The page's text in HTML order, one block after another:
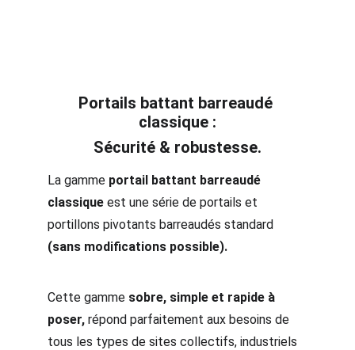
La gamme portail battant barreaudé
classique est une série de portails et
portillons pivotants barreaudés standard
(sans modifications possible).
Cette gamme sobre, simple et rapide à
poser, répond parfaitement aux besoins de
tous les types de sites collectifs, industriels
Portails battant barreaudé
classique :
Sécurité & robustesse.